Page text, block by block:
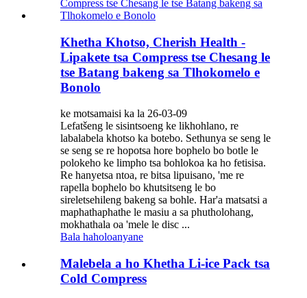
Khetha Khotso, Cherish Health -
Lipakete tsa Compress tse Chesang le
tse Batang bakeng sa Tlhokomelo e
Bonolo
ke motsamaisi ka la 26-03-09
Lefatšeng le sisintsoeng ke likhohlano, re
labalabela khotso ka botebo. Sethunya se seng le
se seng se re hopotsa hore bophelo bo botle le
polokeho ke limpho tsa bohlokoa ka ho fetisisa.
Re hanyetsa ntoa, re bitsa lipuisano, 'me re
rapella bophelo bo khutsitseng le bo
sireletsehileng bakeng sa bohle. Har'a matsatsi a
maphathaphathe le masiu a sa phutholohang,
mokhathala oa 'mele le disc ...
Bala haholoanyane
Malebela a ho Khetha Li-ice Pack tsa
Cold Compress